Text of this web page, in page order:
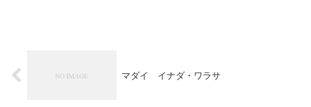
マダイ イナダ・ワラサ